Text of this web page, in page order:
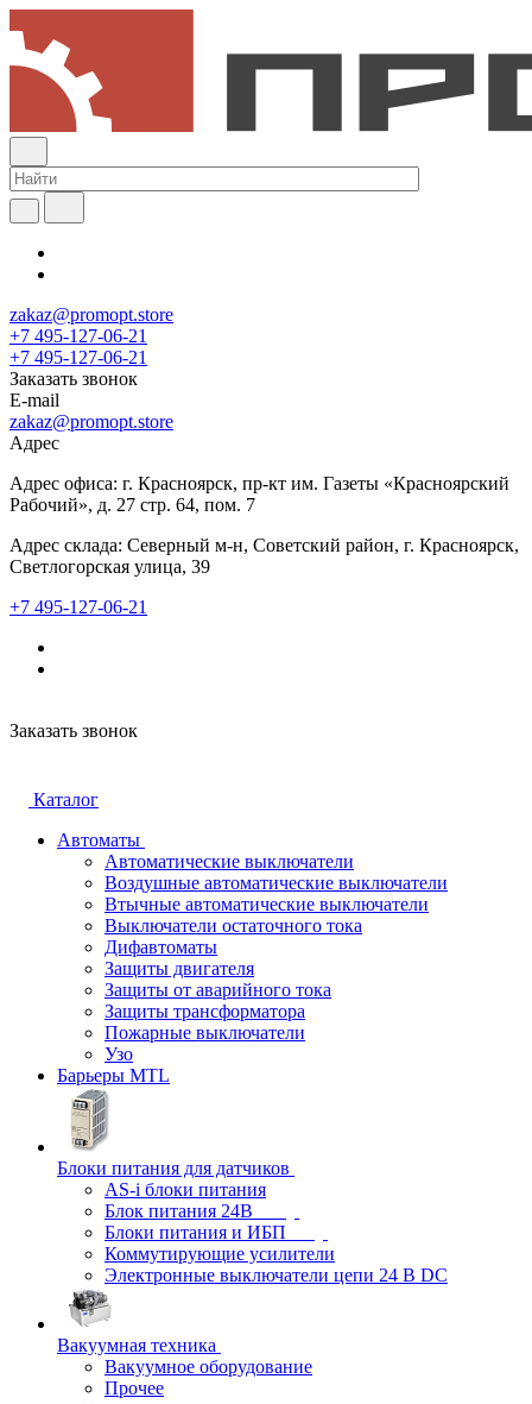
zakaz@promopt.store
+7 495-127-06-21
+7 495-127-06-21
Заказать звонок
E-mail
zakaz@promopt.store
Адрес
Адрес офиса: г. Красноярск, пр-кт им. Газеты «Красноярский
Рабочий», д. 27 стр. 64, пом. 7
Адрес склада: Северный м-н, Советский район, г. Красноярск,
Светлогорская улица, 39
+7 495-127-06-21
Заказать звонок
Каталог
Автоматы
Автоматические выключатели
Воздушные автоматические выключатели
Втычные автоматические выключатели
Выключатели остаточного тока
Дифавтоматы
Защиты двигателя
Защиты от аварийного тока
Защиты трансформатора
Пожарные выключатели
Узо
Барьеры MTL
Блоки питания для датчиков
AS-i блоки питания
Блок питания 24В
Блоки питания и ИБП
Коммутирующие усилители
Электронные выключатели цепи 24 В DC
Вакуумная техника
Вакуумное оборудование
Прочее